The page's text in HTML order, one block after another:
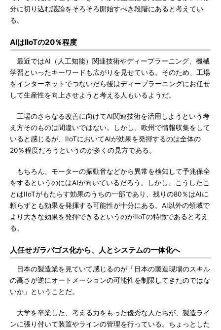
分に切り込む議論をそろそろ開始すべき段階にあると考えてい
る。
AIはIIoTの20％程度
最近ではAI（人工知能）関連技術やディープラーニング、機械
学習といったキーワードも広がりを見せている。そのため、工場
をインターネットでつないだら後はディープラーニングにお任せ
して生産性を向上させようと考える人もいるようだ。
工場のさらなる改善に向けてAI関連技術を活用しようという考
え方そのものは間違いではない。しかし、欧州で情報収集をして
いると感じるが、IIoTにおいてAIが効果を発揮するのは全体の
20％程度だろうというのが多くの見方である。
もちろん、モーターの振動音などから異常を検知して予兆保全
をするというのにはAIが向いているだろう。しかし、こうしたこ
とはIIoTがもたらす効果のうちの一部であり、残りの80％はAIに
頼らずとも効果を発揮する可能性が十分にある。AI以外の領域で
より大きな効果を発揮できるというのがIIoTの特徴であると考え
る。
人任せガラパゴス化から、人とシステムの一体化へ
日本の製造業を見ていて感じるのが「日本の製造現場のスキル
の高さが逆にオートメーションの可能性を制限してきたのではな
いか」ということだ。
大学を卒業した、考える力をもった優秀な人たちが、製造ライ
ンに張り付いて装置やラインの管理を行っている。ちょっとした